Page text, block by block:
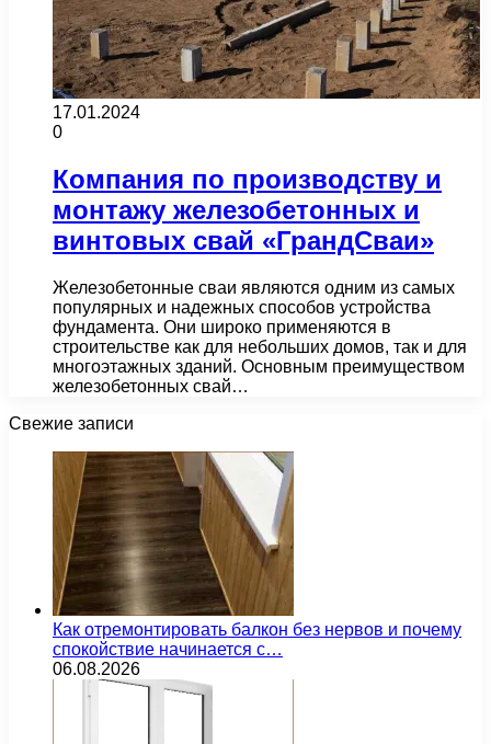
17.01.2024
0
Компания по производству и
монтажу железобетонных и
винтовых свай «ГрандСваи»
Железобетонные сваи являются одним из самых
популярных и надежных способов устройства
фундамента. Они широко применяются в
строительстве как для небольших домов, так и для
многоэтажных зданий. Основным преимуществом
железобетонных свай…
Свежие записи
Как отремонтировать балкон без нервов и почему
спокойствие начинается с…
06.08.2026